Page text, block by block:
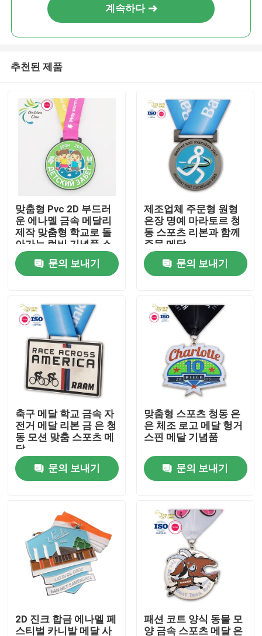
제품 소개
동영상
회사 소개
공장 투어
품질 관리
뉴스
견적 요청
금속 라펠 핀
계속하다
추천된 제품
맞춤형 Pvc 2D 부드러
운 에나멜 금속 메달리
제작 맞춤형 학교로 돌
아가는 럭비 기념품 스
포츠 명예상 메달
문의 보내기
제조업체 주문형 원형
은장 명예 마라토르 청
동 스포츠 리본과 함께
주문 메달
문의 보내기
축구 메달 학교 금속 자
전거 메달 리본 금 은 청
동 모션 맞춤 스포츠 메
달
문의 보내기
맞춤형 스포츠 청동 은
은 체조 로고 메달 헝거
스핀 메달 기념품
문의 보내기
2D 진크 합금 에나멜 페
스티벌 카니발 메달 사
패션 코트 양식 동물 모
양 금속 스포츠 메달 은